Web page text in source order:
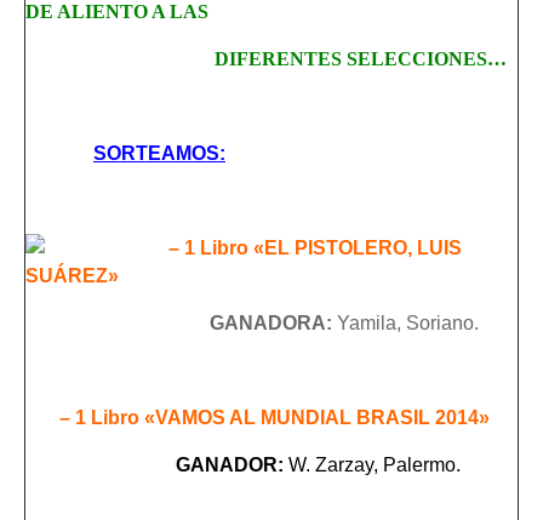
DE ALIENTO A LAS
DIFERENTES SELECCIONES…
SORTEAMOS:
– 1 Libro «EL PISTOLERO, LUIS
SUÁREZ»
GANADORA: Yamila, Soriano.
– 1 Libro «VAMOS AL MUNDIAL BRASIL 2014»
GANADOR: W. Zarzay, Palermo.